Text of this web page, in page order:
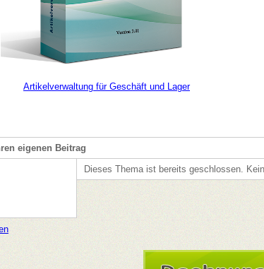
Artikelverwaltung für Geschäft und Lager
eigenen Beitrag
Dieses Thema ist bereits geschlossen.